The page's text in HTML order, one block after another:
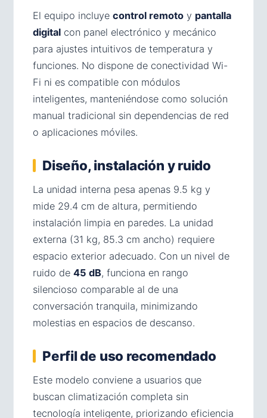
El equipo incluye control remoto y pantalla
digital con panel electrónico y mecánico
para ajustes intuitivos de temperatura y
funciones. No dispone de conectividad Wi-
Fi ni es compatible con módulos
inteligentes, manteniéndose como solución
manual tradicional sin dependencias de red
o aplicaciones móviles.
Diseño, instalación y ruido
La unidad interna pesa apenas 9.5 kg y
mide 29.4 cm de altura, permitiendo
instalación limpia en paredes. La unidad
externa (31 kg, 85.3 cm ancho) requiere
espacio exterior adecuado. Con un nivel de
ruido de 45 dB, funciona en rango
silencioso comparable al de una
conversación tranquila, minimizando
molestias en espacios de descanso.
Perfil de uso recomendado
Este modelo conviene a usuarios que
buscan climatización completa sin
tecnología inteligente, priorizando eficiencia